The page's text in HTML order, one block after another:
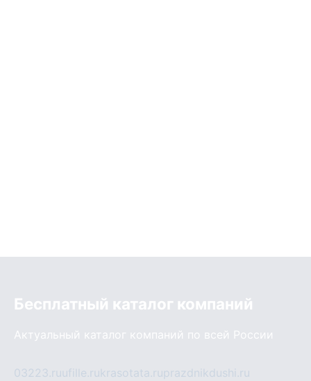
Бесплатный каталог компаний
Актуальный каталог компаний по всей России
03223.ruufille.rukrasotata.ruprazdnikdushi.ru